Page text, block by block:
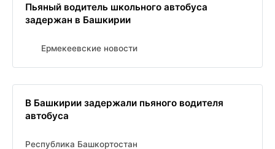
Пьяный водитель школьного автобуса
задержан в Башкирии
Ермекеевские новости
В Башкирии задержали пьяного водителя
автобуса
Республика Башкортостан